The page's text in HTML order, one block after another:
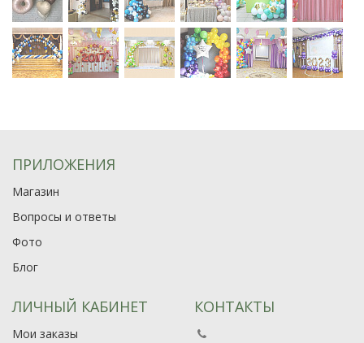
ПРИЛОЖЕНИЯ
Магазин
Вопросы и ответы
Фото
Блог
ЛИЧНЫЙ КАБИНЕТ
Мои заказы
КОНТАКТЫ